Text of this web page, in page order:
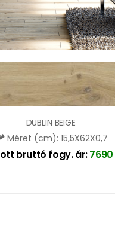
DUBLIN BEIGE
Méret (cm): 15,5X62X0,7
bruttó fogy. ár:7690